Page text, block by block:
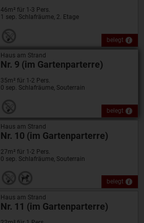
belegt
46m² für 1-3 Pers.
1 sep. Schlafräume, 2. Etage
belegt
Haus am Strand
Nr. 9 (im Gartenparterre)
35m² für 1-2 Pers.
0 sep. Schlafräume, Souterrain
belegt
Haus am Strand
Nr. 10 (im Gartenparterre)
27m² für 1-2 Pers.
0 sep. Schlafräume, Souterrain
Haus am Strand
Nr. 11 (im Gartenparterre)